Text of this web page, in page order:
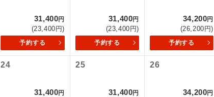
31,400円
(23,400円)
予約する
31,400円
(23,400円)
予約する
34,200円
(26,200円)
予約する
24
31,400円
25
31,400円
26
34,200円
世界遺産
ユネスコに登録されてい
スです。
絶景スポットに立ち寄る